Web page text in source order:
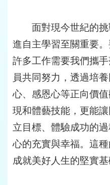
面對現今世紀的挑
進自主學習至關重要
許多工作需要我們攜
員共同努力，透過培
心、感恩心等正向價
現和體藝技能，更能
立目標、體驗成功的
心的充實與幸福。這
成就美好人生的堅實基